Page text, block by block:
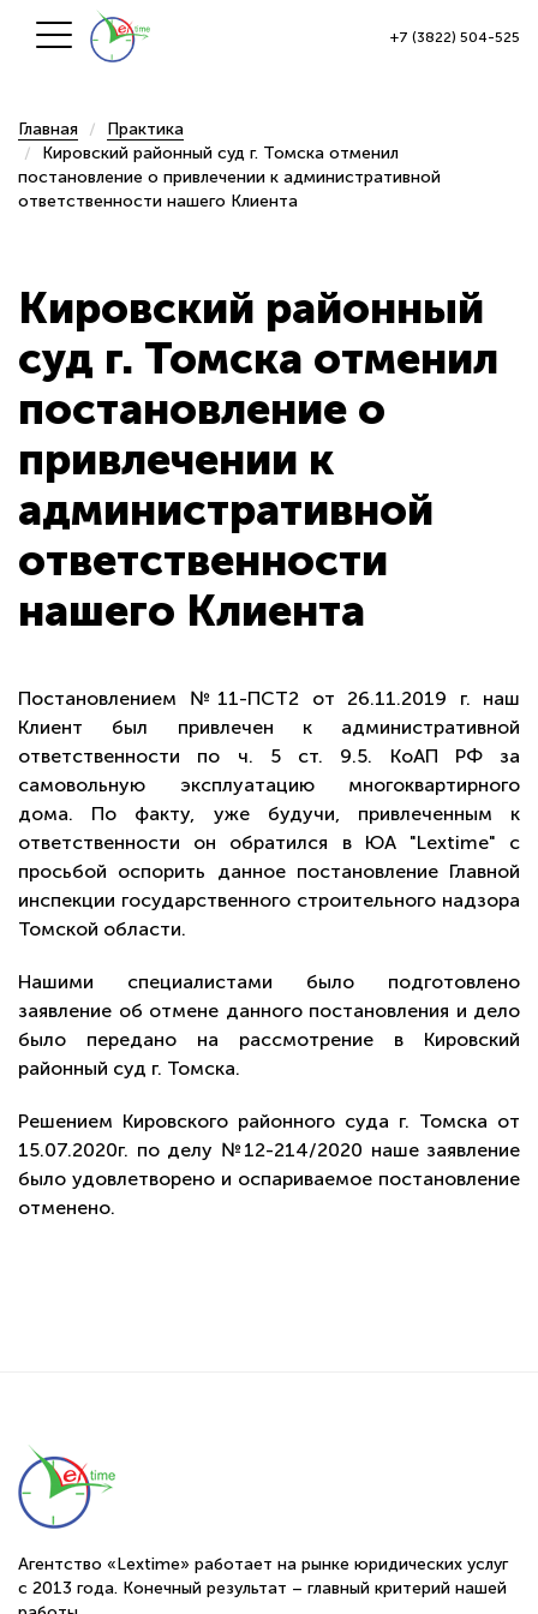
+7 (3822) 504-525
Главная
Практика
Кировский районный суд г. Томска отменил
постановление о привлечении к административной
ответственности нашего Клиента
Кировский районный
суд г. Томска отменил
постановление о
привлечении к
административной
ответственности
нашего Клиента
Постановлением №11-ПСТ2 от 26.11.2019 г. наш
Клиент был привлечен к административной
ответственности по ч. 5 ст. 9.5. КоАП РФ за
самовольную эксплуатацию многоквартирного
дома. По факту, уже будучи, привлеченным к
ответственности он обратился в ЮА "Lextime" с
просьбой оспорить данное постановление Главной
инспекции государственного строительного надзора
Томской области.
Нашими специалистами было подготовлено
заявление об отмене данного постановления и дело
было передано на рассмотрение в Кировский
районный суд г. Томска.
Решением Кировского районного суда г. Томска от
15.07.2020г. по делу №12-214/2020 наше заявление
было удовлетворено и оспариваемое постановление
отменено.
Агентство «Lextime» работает на рынке юридических услуг
с 2013 года. Конечный результат – главный критерий нашей